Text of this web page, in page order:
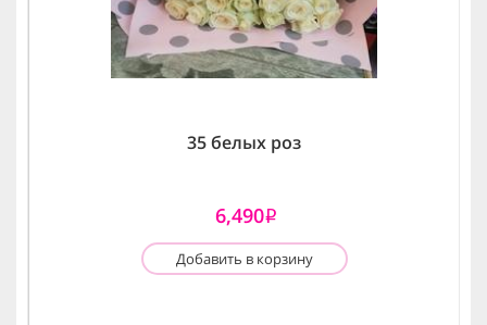
35 белых роз
6,490i
Добавить в корзину